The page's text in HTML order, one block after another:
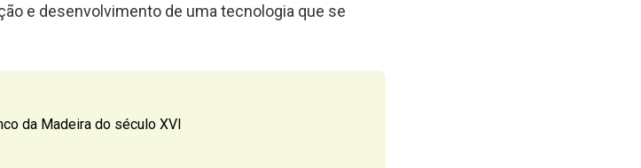
e desenvolvimento de uma tecnologia que se
da Madeira do século XVI